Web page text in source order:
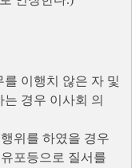
를 이행치 않은 자 및
경우 이사회 의
위를 하였을 경우
포등으로 질서를